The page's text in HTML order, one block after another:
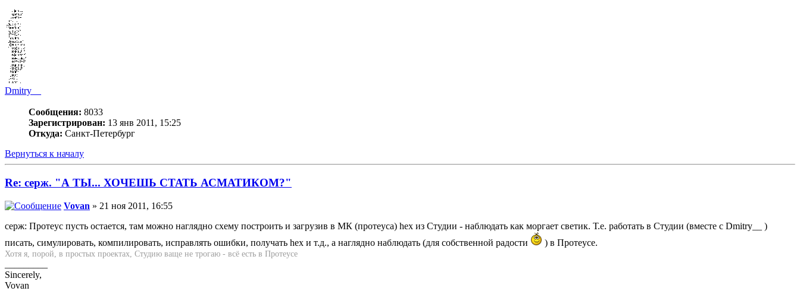
Dmitry__
Сообщения: 8033
Зарегистрирован: 13 янв 2011, 15:25
Откуда: Санкт-Петербург
Вернуться к началу
Re: серж. "А ТЫ... ХОЧЕШЬ СТАТЬ АСМАТИКОМ?"
Vovan » 21 ноя 2011, 16:55
серж: Протеус пусть остается, там можно наглядно схему построить и загрузив в МК (протеуса) hex из Студии - наблюдать как моргает светик. Т.е. работать в Студии (вместе с Dmitry__ )
писать, симулировать, компилировать, исправлять ошибки, получать hex и т.д., а наглядно наблюдать (для собственной радости
) в Протеусе.
Хотя я, порой, в простых проектах, Студию ваще не трогаю - всё есть в Протеусе
Sincerely,
Vovan